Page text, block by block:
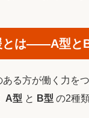
とは――A型と
ある方が働く力を
A型 と B型 の2種